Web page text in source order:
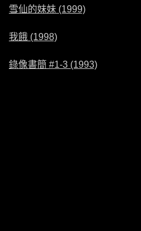
雪仙的妹妹 (1999)
我餓 (1998)
錄像書簡 #1-3 (1993)